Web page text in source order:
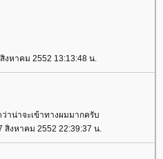
งหาคม 2552 13:13:48 น.
าน่าจะเข้าทางผมมากครับ
สิงหาคม 2552 22:39:37 น.